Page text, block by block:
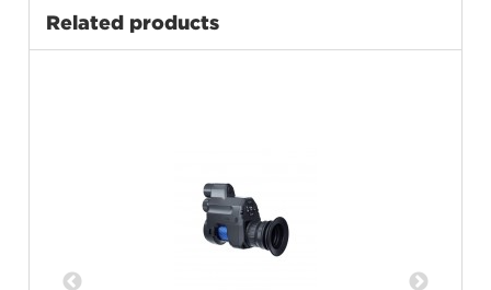
Related products